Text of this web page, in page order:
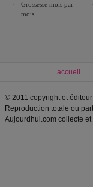
Grossesse mois par
mois
accueil
© 2011 copyright et
Reproduction totale ou
Aujourdhui.com collecte